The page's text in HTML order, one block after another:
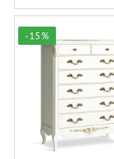
-15%